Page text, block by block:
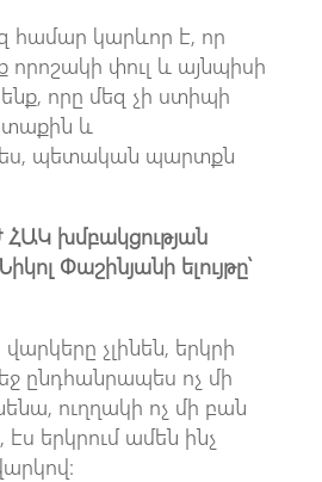
համար կարևոր է, որ
փուլ և այնպիսի
որը մեզ չի ստիպի
և
պետական պարտքն
ՀԱԿ խմբակցության
Փաշինյանի ելույթը՝
չլինեն, երկրի
ընդհանրապես ոչ մի
ուղղակի ոչ մի բան
երկրում ամեն ինչ